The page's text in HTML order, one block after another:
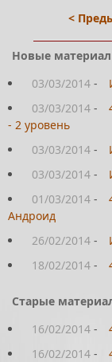
<
Новые
03/03/2014 -
03/03/2014 -
- 2 уровень
03/03/2014 -
03/03/2014 -
01/03/2014 -
Андроид
26/02/2014 -
18/02/2014 -
Старые
16/02/2014 -
16/02/2014 -